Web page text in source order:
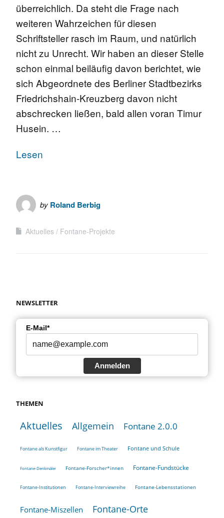
überreichlich. Da steht die Frage nach
weiteren Wahrzeichen für diesen
Schriftsteller rasch im Raum, und natürlich
nicht zu Unrecht. Wir haben an dieser Stelle
schon einmal beiläufig davon berichtet, wie
sich Abgeordnete des Berliner Stadtbezirks
Friedrichshain-Kreuzberg davon nicht
abschrecken ließen, bald allen voran Timur
Husein. …
Lesen
by Roland Berbig
Aktuelles Fontane-Projekte
NEWSLETTER
E-Mail*
Anmelden
THEMEN
Aktuelles Allgemein Fontane 2.0.0
Fontane als Kunstfigur Fontane im Theater Fontane und Schule
Fontane-Denkmäler Fontane-Forscher*innen Fontane-Fundstücke
Fontane-Institutionen Fontane-Interviewreihe Fontane-Lebensstationen
Fontane-Miszellen Fontane-Orte